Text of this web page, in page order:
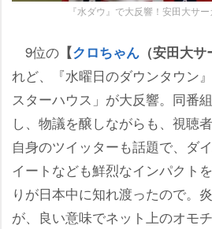
『水ダウ』で大反響！安田大サ
9位の 【クロちゃん （安田大サ
れど、『水曜日のダウンタウン
スターハウス」が大反響。同番
し、物議を醸しながらも、視聴
自身のツイッターも話題で、ダ
イートなども鮮烈なインパクト
りが日本中に知れ渡ったので。
が、良い意味でネット上のオモ